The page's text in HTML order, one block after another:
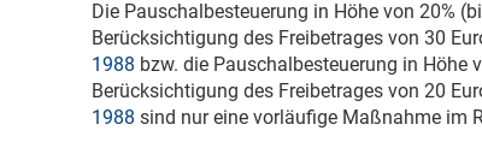
Die Pauschalbesteuerung in Höhe von 20%
Berücksichtigung des Freibetrages von 30
1988 bzw. die Pauschalbesteuerung in Höhe
Berücksichtigung des Freibetrages von 20
1988 sind nur eine vorläufige Maßnahme im